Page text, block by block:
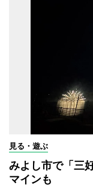
見る・遊ぶ
みよし市で「三
マインも